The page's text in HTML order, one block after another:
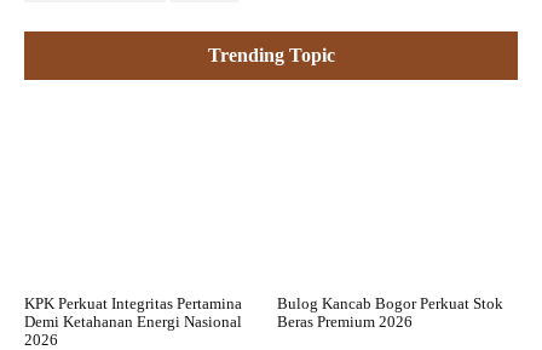
Trending Topic
KPK Perkuat Integritas Pertamina
Demi Ketahanan Energi Nasional
2026
Bulog Kancab Bogor Perkuat Stok
Beras Premium 2026